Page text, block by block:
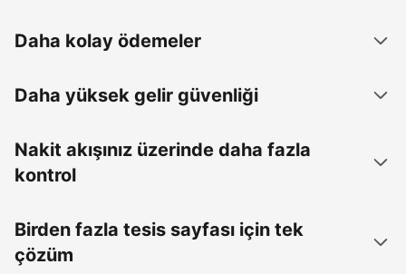
Daha kolay ödemeler
Daha yüksek gelir güvenliği
Nakit akışınız üzerinde daha fazla
kontrol
Birden fazla tesis sayfası için tek
çözüm